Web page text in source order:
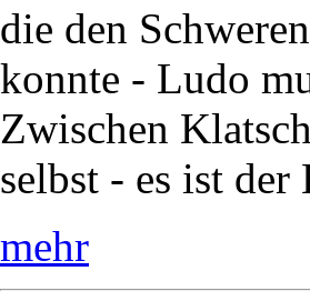
die den
konnte - Ludo
Zwischen
selbst - es ist
mehr